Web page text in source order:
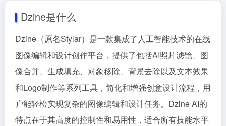
Dzine是什么
Dzine（原名Stylar）是一款集成了人工智能技术的在线
图像编辑和设计创作平台，提供了包括AI照片滤镜、图
像合并、生成填充、对象移除、背景去除以及文本效果
和Logo制作等系列工具，简化和增强创意设计流程，用
户能轻松实现复杂的图像编辑和设计任务。Dzine AI的
特点在于其高度的控制性和易用性，适合所有技能水平